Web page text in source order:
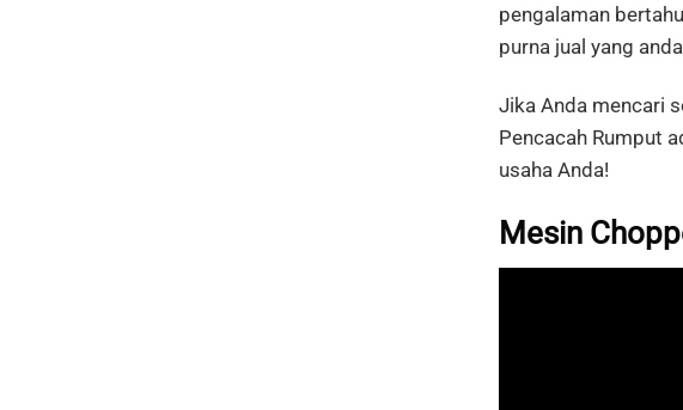
pengalaman
purna jual yang
Jika Anda mencari
Pencacah Rumput
usaha Anda!
Mesin